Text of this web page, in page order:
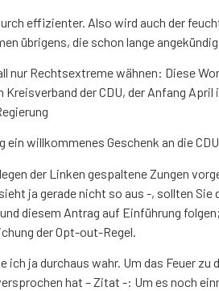
effizienter. Also wird auch der
übrigens, die schon lange
nur Rechtsextreme wähnen: Diese
der CDU, der Anfang
willkommenes Geschenk an die
der Linken gespaltene Zungen
ja gerade nicht so aus -, sollten
diesem Antrag auf Einführung
der Opt-out-Regel.
ich ja durchaus wahr. Um das Feuer
hat – Zitat -: Um es noch